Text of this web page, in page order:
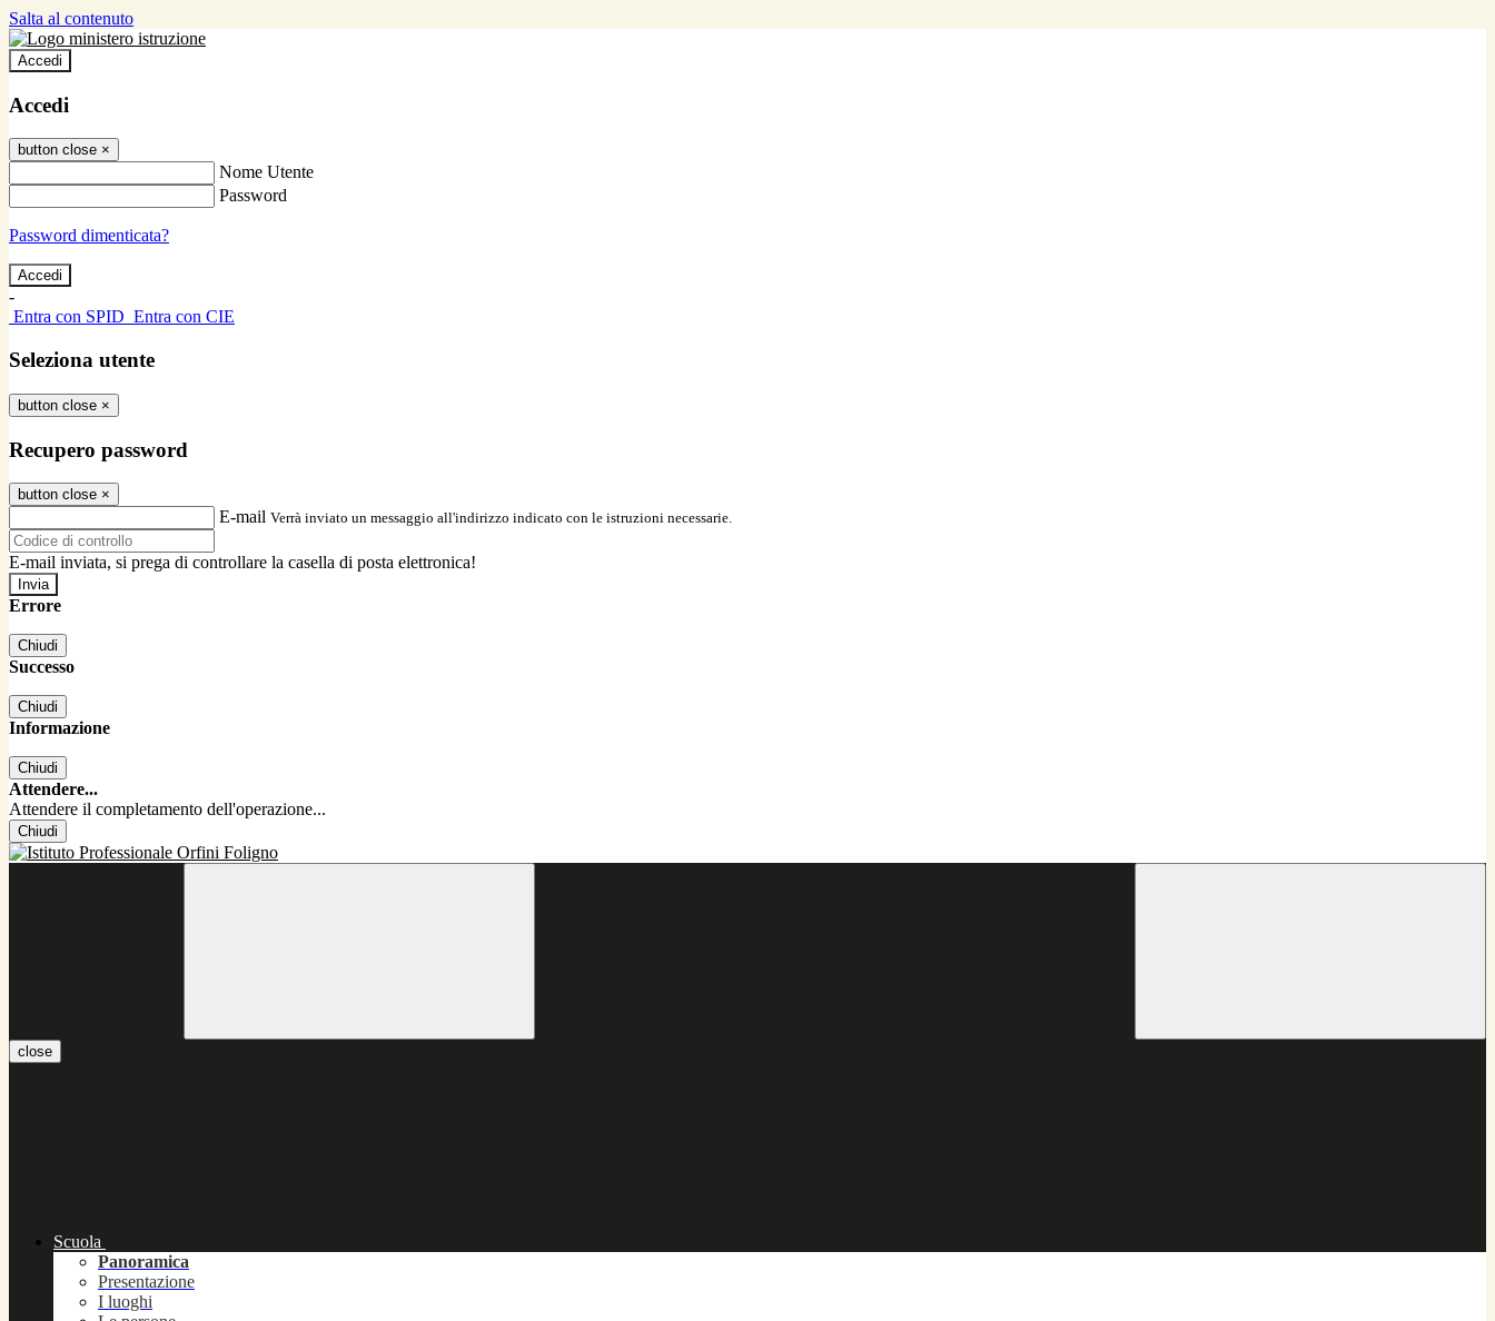
Salta al contenuto
Accedi
Accedi
button close ×
Nome Utente
Password
Password dimenticata?
-
Entra con SPID Entra con CIE
Seleziona utente
button close ×
Recupero password
button close ×
E-mail Verrà inviato un messaggio all'indirizzo indicato con le istruzioni necessarie.
E-mail inviata, si prega di controllare la casella di posta elettronica!
Errore
Chiudi
Successo
Chiudi
Informazione
Chiudi
Attendere...
Attendere il completamento dell'operazione...
Chiudi
close
Scuola
Panoramica
Presentazione
I luoghi